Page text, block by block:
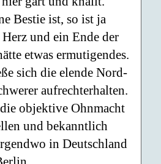
Bestie ist, so ist ja
und ein Ende der
etwas ermutigendes.
sich die elende Nord-
aufrechterhalten.
objektive Ohnmacht
und bekanntlich
in Deutschland